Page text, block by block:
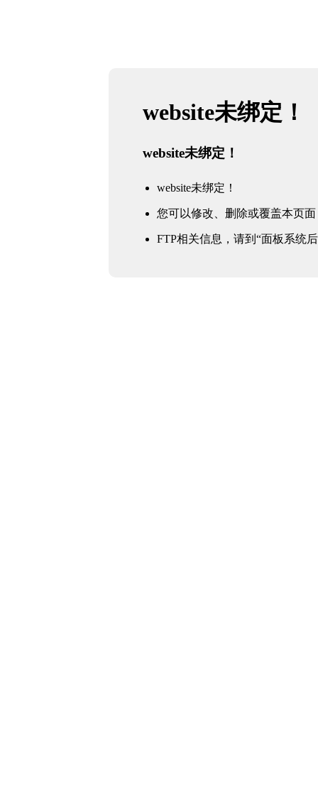
website未绑定！
website未绑定！
website未绑定！
您可以修改、删除或覆盖本页面
FTP相关信息，请到“面板系统